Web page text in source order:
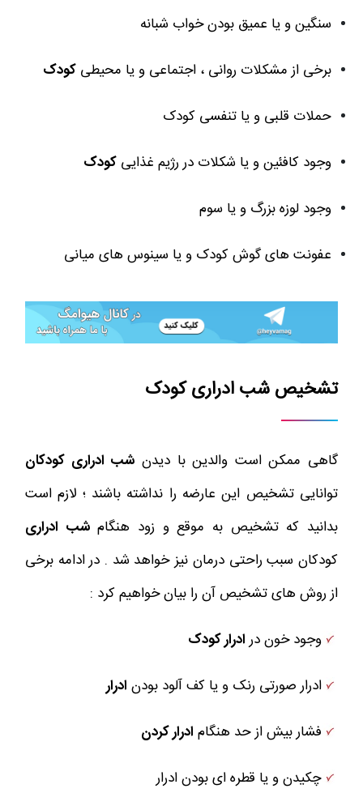
سنگین و یا عمیق بودن خواب شبانه
برخی از مشکلات روانی ، اجتماعی و یا محیطیکودک
حملات قلبی و یا تنفسی کودک
وجود کافئین و یا شکلات در رژیم غذاییکودک
وجود لوزه بزرگ و یا سوم
عفونت های گوش کودک و یا سینوس های میانی
تشخیص شب ادراری کودک
گاهی ممکن است والدین با دیدنشب ادراری کودکان
توانایی تشخیص این عارضه را نداشته باشند ؛ لازم است
بدانید که تشخیص به موقع و زود هنگامشب ادراری
کودکان سبب راحتی درمان نیز خواهد شد . در ادامه برخی
از روش های تشخیص آن را بیان خواهیم کرد :
وجود خون درادرار کودک
ادرار صورتی رنک و یا کف آلود بودنادرار
فشار بیش از حد هنگامادرار کردن
چکیدن و یا قطره ای بودن ادرار